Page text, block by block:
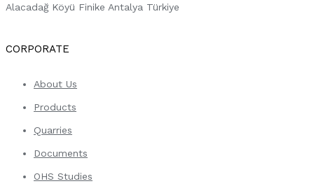
Alacadağ Köyü Finike Antalya Türkiye
CORPORATE
About Us
Products
Quarries
Documents
OHS Studies